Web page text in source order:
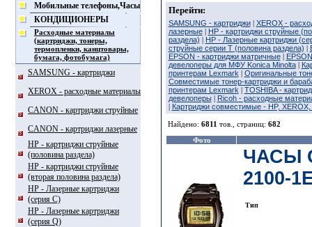
Мобильные телефоны,Часы
КОНДИЦИОНЕРЫ
Расходные материалы
(картриджи, тонеры,
термопленки, канцтовары,
бумага, фотобумага)
SAMSUNG - картриджи
XEROX - расходные материалы
CANON - картриджи струйные
CANON - картриджи лазерные
HP - картриджи струйные
(половина раздела)
HP - картриджи струйные
(вторая половина раздела)
HP - Лазерные картриджи
(серия С)
HP - Лазерные картриджи
(серия Q)
Перейти:
SAMSUNG - картриджи| XEROX -
лазерные| HP - картриджи струйные
раздела) | HP - Лазерные картриджи
струйные серии T (половина раздела) |
EPSON - картриджи матричные|
девелоперы для МФУ Konica Minolta|
принтерам Lexmark | Оригинальные
Совместимые тонер-картриджи и
принтерам Lexmark | TOSHIBA -
девелоперы| Ricoh - расходные
| Картриджи совместимые - HP,
Найдено: 6811 тов., страниц: 682
Фото
ЧАСЫ
2100-
Тип